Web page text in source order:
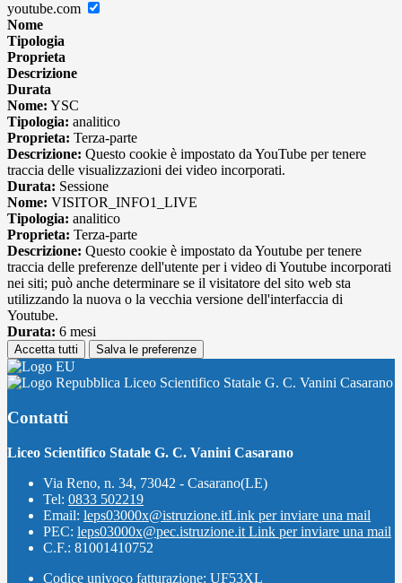
youtube.com
Nome
Tipologia
Proprieta
Descrizione
Durata
Nome: YSC
Tipologia: analitico
Proprieta: Terza-parte
Descrizione: Questo cookie è impostato da YouTube per tenere
traccia delle visualizzazioni dei video incorporati.
Durata: Sessione
Nome: VISITOR_INFO1_LIVE
Tipologia: analitico
Proprieta: Terza-parte
Descrizione: Questo cookie è impostato da Youtube per tenere
traccia delle preferenze dell'utente per i video di Youtube incorporati
nei siti; può anche determinare se il visitatore del sito web sta
utilizzando la nuova o la vecchia versione dell'interfaccia di
Youtube.
Durata: 6 mesi
Accetta tutti Salva le preferenze
Liceo Scientifico Statale G. C. Vanini Casarano
Contatti
Liceo Scientifico Statale G. C. Vanini Casarano
Via Reno, n. 34, 73042 - Casarano(LE)
Tel: 0833 502219
Email: leps03000x@istruzione.itLink per inviare una mail
PEC: leps03000x@pec.istruzione.it Link per inviare una mail
C.F.: 81001410752
Codice univoco fatturazione: UF53XL